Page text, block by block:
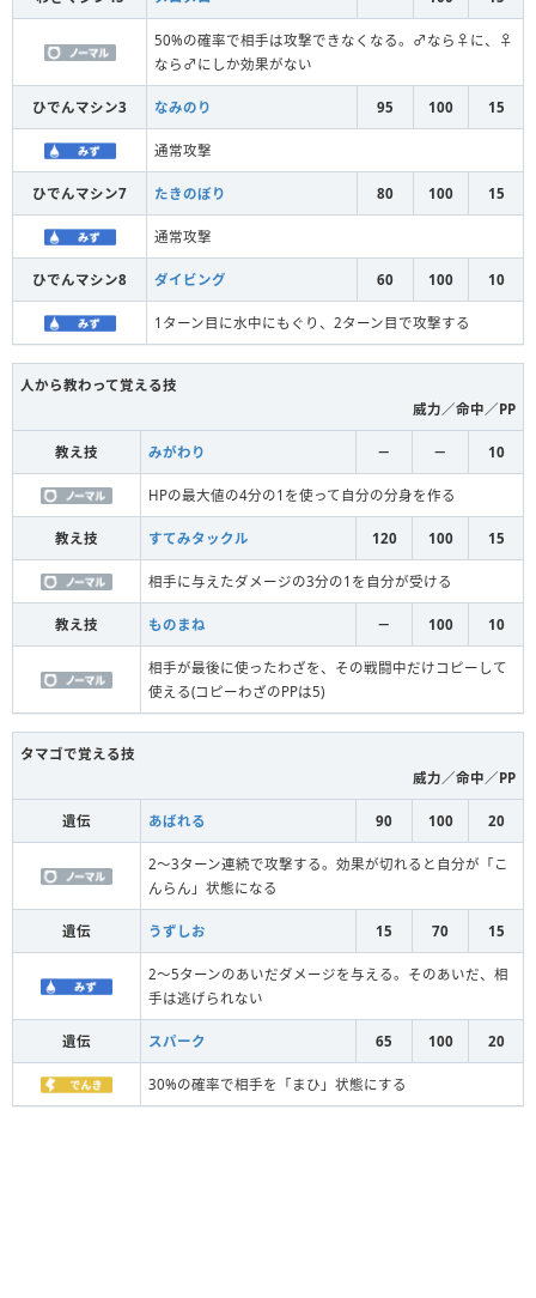
50%の確率で相手は攻撃できなくなる。♂なら♀に、♀
なら♂にしか効果がない
ひでんマシン3 なみのり 95 100 15
通常攻撃
ひでんマシン7 たきのぼり 80 100 15
通常攻撃
ひでんマシン8 ダイビング 60 100 10
1ターン目に水中にもぐり、2ターン目で攻撃する
人から教わって覚える技
威力／命中／PP
教え技 みがわり － － 10
HPの最大値の4分の1を使って自分の分身を作る
教え技 すてみタックル 120 100 15
相手に与えたダメージの3分の1を自分が受ける
教え技 ものまね － 100 10
相手が最後に使ったわざを、その戦闘中だけコピーして
使える(コピーわざのPPは5)
タマゴで覚える技
威力／命中／PP
遺伝 あばれる 90 100 20
2～3ターン連続で攻撃する。効果が切れると自分が「こ
んらん」状態になる
遺伝 うずしお 15 70 15
2～5ターンのあいだダメージを与える。そのあいだ、相
手は逃げられない
遺伝 スパーク 65 100 20
30%の確率で相手を「まひ」状態にする